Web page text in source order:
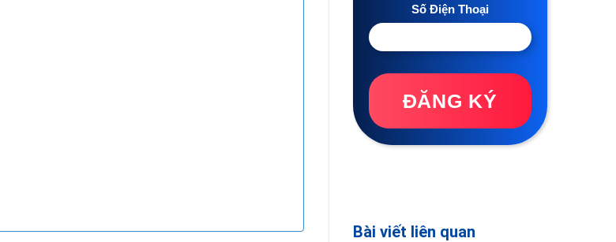
Số Điện Thoại
ĐĂNG KÝ
Bài viết liên quan